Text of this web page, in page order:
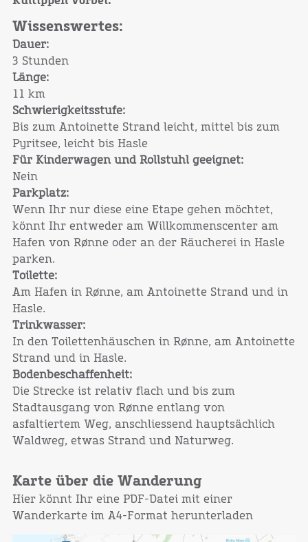
Wissenswertes:
Dauer:
3 Stunden
Länge:
11 km
Schwierigkeitsstufe:
Bis zum Antoinette Strand leicht, mittel bis zum
Pyritsee, leicht bis Hasle
Für Kinderwagen und Rollstuhl geeignet:
Nein
Parkplatz:
Wenn Ihr nur diese eine Etape gehen möchtet,
könnt Ihr entweder am Willkommenscenter am
Hafen von Rønne oder an der Räucherei in Hasle
parken.
Toilette:
Am Hafen in Rønne, am Antoinette Strand und in
Hasle.
Trinkwasser:
In den Toilettenhäuschen in Rønne, am Antoinette
Strand und in Hasle.
Bodenbeschaffenheit:
Die Strecke ist relativ flach und bis zum
Stadtausgang von Rønne entlang von
asfaltiertem Weg, anschliessend hauptsächlich
Waldweg, etwas Strand und Naturweg.
Karte über die Wanderung
Hier könnt Ihr eine PDF-Datei mit einer
Wanderkarte im A4-Format herunterladen